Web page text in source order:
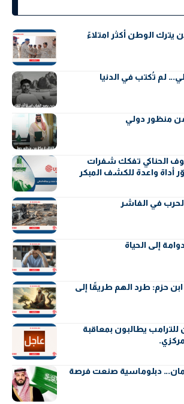
يترك الوطن أكثر امتلاءً
لم تُكتب في الدنيا
منظور دولي
الحناكي تفكك شفرات
أداة واعدة للكشف المبكر
في الفاشر
إلى الحياة
حزم: طرد الهم طريقًا إلى
يطالبون بمعاقبة
دبلوماسية صنعت فرصة